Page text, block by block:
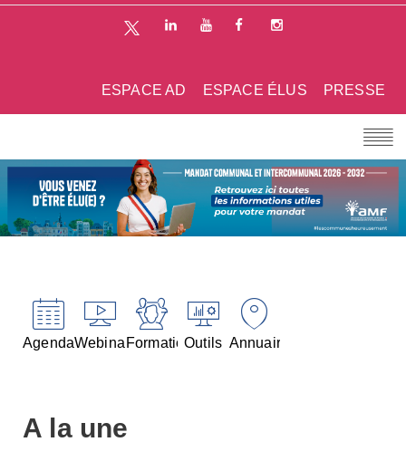
PRESSE
ESPACE ÉLUS
ESPACE AD
AgendaWebinairesFormationsOutils Annuaires
A la une